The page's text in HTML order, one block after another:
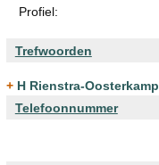
Profiel:
Trefwoorden
+ H Rienstra-Oosterkamp
Telefoonnummer